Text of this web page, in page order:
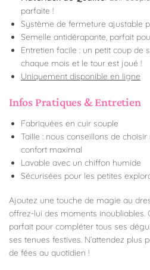
parfaite !
Système de fermeture ajustable
Semelle antidérapante, parfait
Entretien facile : un petit coup de
chaque mois et le tour est joué !
Uniquement disponible en ligne
Infos Pratiques & Entretien
Fabriquées en cuir souple
Taille : nous conseillons de
confort maximal
Lavable avec un chiffon humide
Sécurisées pour les petites
Ajoutez une touche de magie au
offrez-lui des moments inoubliables.
parfait pour compléter tous ses
ses tenues festives. N’attendez plus
de fées au quotidien !